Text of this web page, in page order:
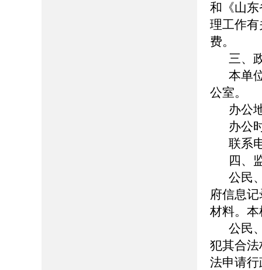
和《山
理工作
费。
三、
本单
公室。
办公
办公
联系
四、
公民
府信息
材料。
公民
犯其合
法申请